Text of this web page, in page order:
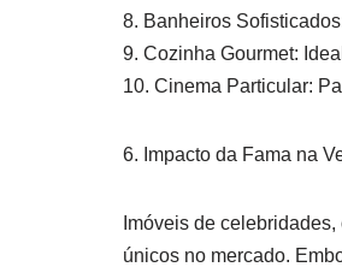
8. Banheiros
9. Cozinha Gourmet:
10. Cinema Particular:
6. Impacto da Fama na
Imóveis de
únicos no mercado.